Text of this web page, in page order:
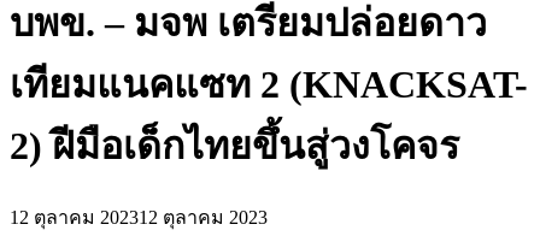
บพข. – มจพ เตรียมปล่อยดาว
เทียมแนคแซท 2 (KNACKSAT-
2) ฝีมือเด็กไทยขึ้นสู่วงโคจร
12 ตุลาคม 202312 ตุลาคม 2023